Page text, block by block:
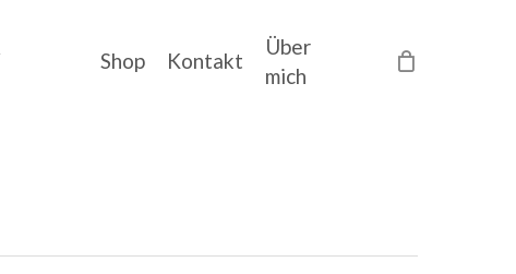
Shop Kontakt
Über
mich